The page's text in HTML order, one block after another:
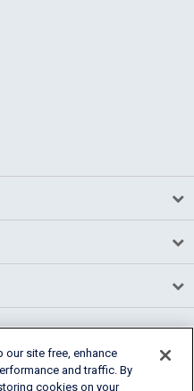
site free, enhance
and traffic. By
cookies on your